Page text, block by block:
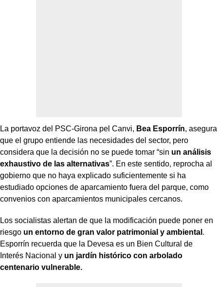
La portavoz del PSC-Girona pel Canvi, Bea Esporrín, asegura
que el grupo entiende las necesidades del sector, pero
considera que la decisión no se puede tomar “sin un análisis
exhaustivo de las alternativas”. En este sentido, reprocha al
gobierno que no haya explicado suficientemente si ha
estudiado opciones de aparcamiento fuera del parque, como
convenios con aparcamientos municipales cercanos.
Los socialistas alertan de que la modificación puede poner en
riesgo un entorno de gran valor patrimonial y ambiental .
Esporrín recuerda que la Devesa es un Bien Cultural de
Interés Nacional y un jardín histórico con arbolado
centenario vulnerable.